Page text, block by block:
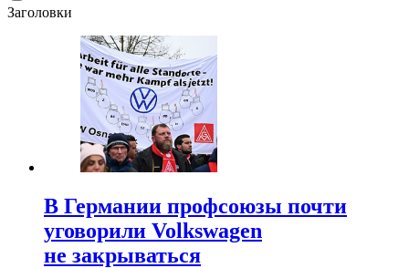
Заголовки
В Германии профсоюзы почти
уговорили Volkswagen
не закрываться